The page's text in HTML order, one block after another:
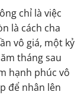
chỉ là việc
là cách cha
vô giá, một kỷ
tháng sau
hạnh phúc vô
để nhân lên